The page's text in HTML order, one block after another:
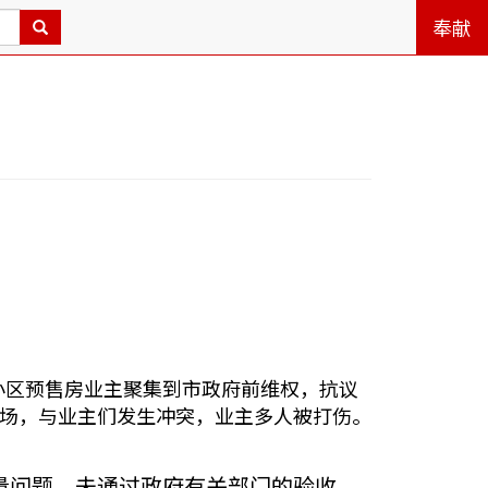
奉献
预售房业主聚集到市政府前维权，抗议
与业主们发生冲突，业主多人被打伤。